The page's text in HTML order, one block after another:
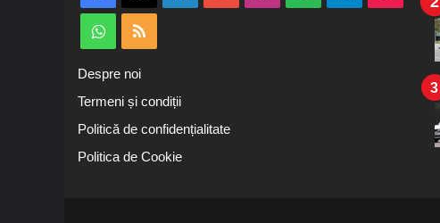
WhatsApp
Despre noi
Termeni și condiții
Politică de confidențialitate
Politica de Cookie